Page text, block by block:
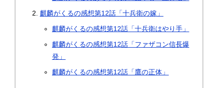
麒麟がくるの感想第12話「十兵衛の嫁」
麒麟がくるの感想第12話「十兵衛はやり手」
麒麟がくるの感想第12話「ファザコン信長爆
発」
麒麟がくるの感想第12話「鷹の正体」